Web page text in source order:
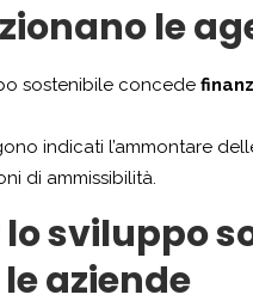
le
sostenibile concede
indicati l’ammontare
di ammissibilità.
lo sviluppo
aziende